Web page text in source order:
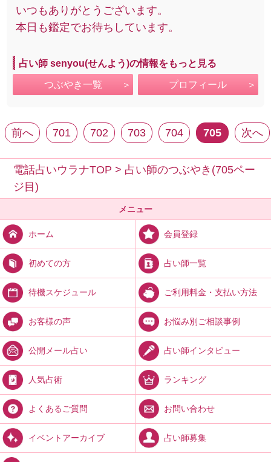
いつもありがとうございます。
本日も鑑定でお待ちしています。
占い師 senyou(せんよう)の情報をもっと見る
つぶやき一覧 プロフィール
前へ 701 702 703 704 705 次へ
電話占いウラナTOP > 占い師のつぶやき(705ペー
ジ目)
メニュー
ホーム 会員登録
初めての方 占い師一覧
待機スケジュール ご利用料金・支払い方法
お客様の声 お悩み別ご相談事例
公開メール占い 占い師インタビュー
人気占術 ランキング
よくあるご質問 お問い合わせ
イベントアーカイブ 占い師募集